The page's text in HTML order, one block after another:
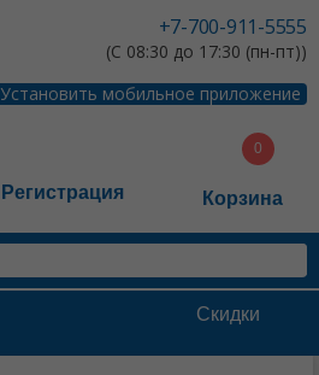
+7-700-911-5555
(С 08:30 до 17:30 (пн-пт))
Установить мобильное приложение
Регистрация Корзина
Скидки